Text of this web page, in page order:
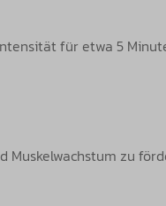
für etwa 5
zu